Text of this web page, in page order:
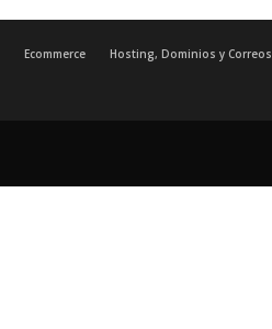
Ecommerce Hosting, Dominios y Correos